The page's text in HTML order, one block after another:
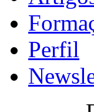
Perfil